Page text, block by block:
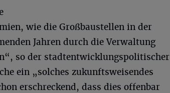
wie die Großbaustellen in der
Jahren durch die Verwaltung
so der stadtentwicklungspolitischer
ein „solches zukunftsweisendes
erschreckend, dass dies offenbar